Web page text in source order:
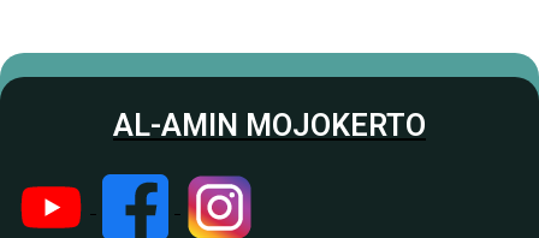
AL-AMIN MOJOKERTO